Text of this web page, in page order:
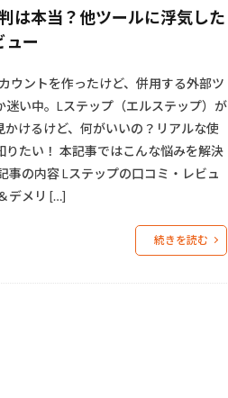
は本当？他ツールに浮気した
ュー
ウントを作ったけど、併用する外部ツ
迷い中。Lステップ（エルステップ）が
かけるけど、何がいいの？リアルな使
りたい！ 本記事ではこんな悩みを解決
事の内容 Lステップの口コミ・レビュ
デメリ […]
続きを読む